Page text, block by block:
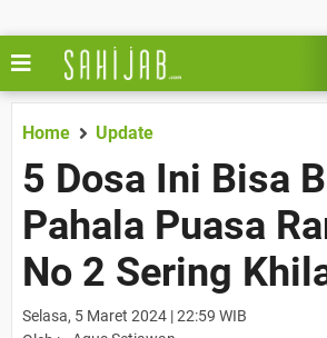
Home Update
5 Dosa Ini Bisa
Pahala Puasa
No 2 Sering
Selasa, 5 Maret 2024 | 22:59 WIB